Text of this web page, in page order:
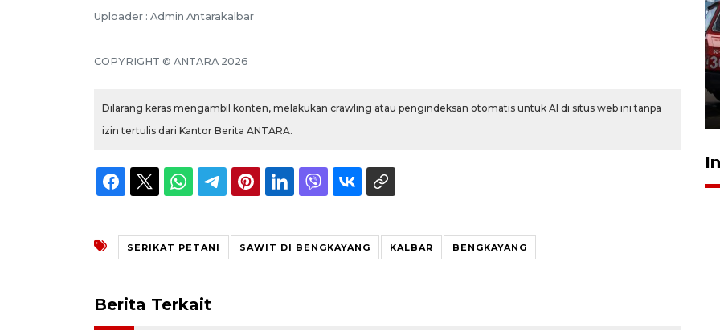
Uploader : Admin Antarakalbar
COPYRIGHT © ANTARA 2026
Dilarang keras mengambil konten, melakukan crawling atau pengindeksan otomatis untuk AI di situs web ini tanpa
izin tertulis dari Kantor Berita ANTARA.
SERIKAT PETANI SAWIT DI BENGKAYANG KALBAR BENGKAYANG
Berita Terkait
23 Juli 2026 19:17